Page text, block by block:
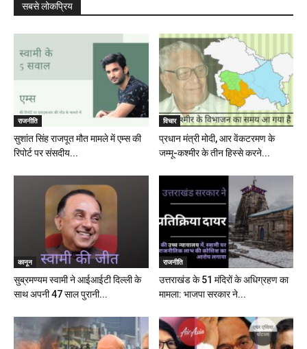
सबसे लोकप्रिय
राजनीति
सुशांत सिंह राजपूत मौत मामले में एम्स की
रिपोर्ट पर संसदीय...
विचार
प्रधान मंत्री मोदी, आर वेंकटरमण के
जम्मू-कश्मीर के तीन हिस्से करने...
कानून
सुब्रमण्यम स्वामी ने आईआईटी दिल्ली के
साथ अपनी 47 साल पुरानी...
राजनीति
उत्तराखंड के 51 मंदिरों के अधिग्रहण का
मामला: भाजपा सरकार ने...